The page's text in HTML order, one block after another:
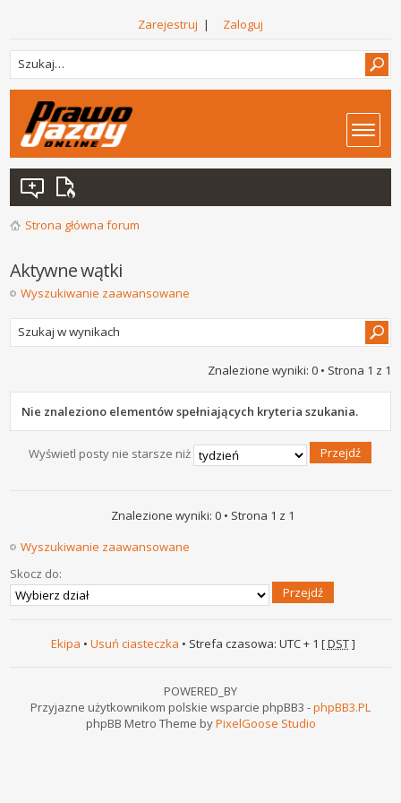
Zarejestruj | Zaloguj
Strona główna forum
Aktywne wątki
Wyszukiwanie zaawansowane
Znalezione wyniki: 0 • Strona 1 z 1
Nie znaleziono elementów spełniających kryteria szukania.
Wyświetl posty nie starsze niż
Znalezione wyniki: 0 • Strona 1 z 1
Wyszukiwanie zaawansowane
Skocz do:
Ekipa • Usuń ciasteczka • Strefa czasowa: UTC + 1 [DST]
POWERED_BY
Przyjazne użytkownikom polskie wsparcie phpBB3 -phpBB3.PL
phpBB Metro Theme byPixelGoose Studio